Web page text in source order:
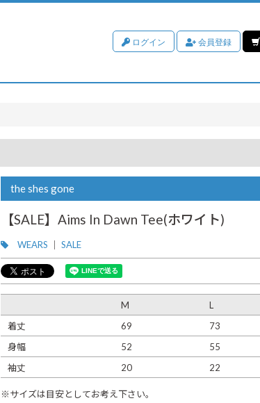
ログイン 会員登録
the shes gone
【SALE】Aims In Dawn Tee(ホワイト)
WEARS SALE
M L
着丈
69 73
身幅
52 55
袖丈
20 22
※サイズは目安としてお考え下さい。